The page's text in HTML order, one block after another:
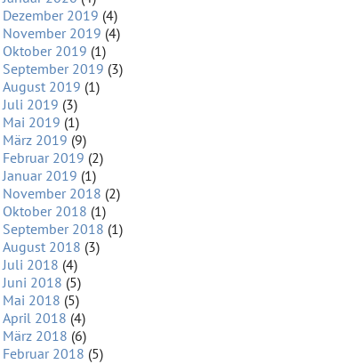
Dezember 2019 (4)
November 2019 (4)
Oktober 2019 (1)
September 2019 (3)
August 2019 (1)
Juli 2019 (3)
Mai 2019 (1)
März 2019 (9)
Februar 2019 (2)
Januar 2019 (1)
November 2018 (2)
Oktober 2018 (1)
September 2018 (1)
August 2018 (3)
Juli 2018 (4)
Juni 2018 (5)
Mai 2018 (5)
April 2018 (4)
März 2018 (6)
Februar 2018 (5)